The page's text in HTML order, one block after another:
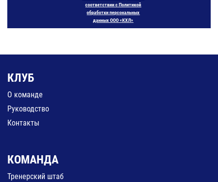
соответствии с Политикой
обработки персональных
данных ООО «КХЛ»
КЛУБ
О команде
Руководство
Контакты
КОМАНДА
Тренерский штаб